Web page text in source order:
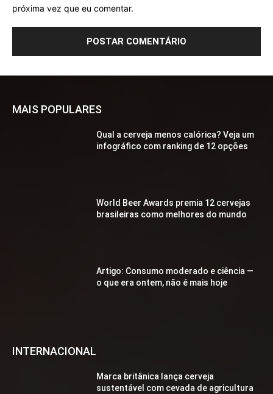
próxima vez que eu comentar.
MAIS POPULARES
Qual a cerveja menos calórica? Veja um
infográfico com ranking de 12 opções
World Beer Awards premia 12 cervejas
brasileiras como melhores do mundo
Artigo: Consumo moderado e ciência —
o que era ontem, não é mais hoje
INTERNACIONAL
Marca britânica lança cerveja
sustentável com cevada de agricultura